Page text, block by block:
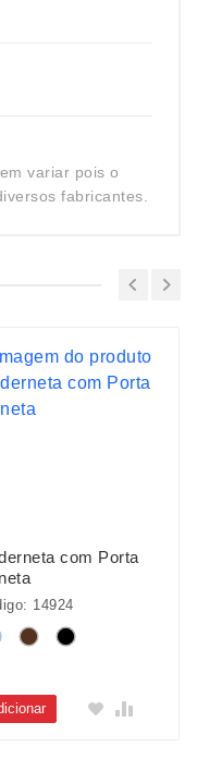
variar pois o
fabricantes.
com Porta
14924